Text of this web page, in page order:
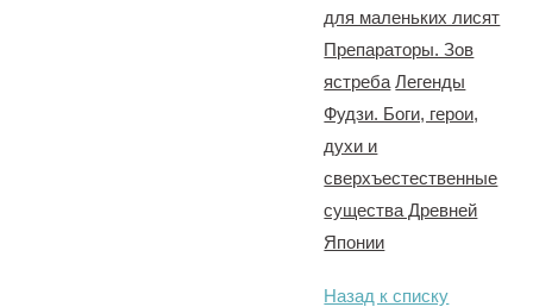
для маленьких лисят
Препараторы. Зов
ястреба Легенды
Фудзи. Боги, герои,
духи и
сверхъестественные
существа Древней
Японии
Назад к списку